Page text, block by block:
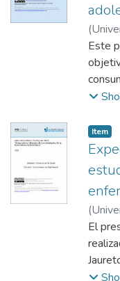
(
2022
Este
45%
55%
las
Item
Item,
(
2021
Juan
El